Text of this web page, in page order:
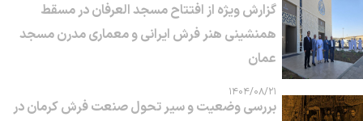
گزارش ویژه از افتتاح مسجد العرفان در مسقط
همنشینی هنر فرش ایرانی و معماری مدرن مسجد
عمان
۱۴۰۴/۰۸/۲۱
بررسی وضعیت و سیر تحول صنعت فرش کرمان در